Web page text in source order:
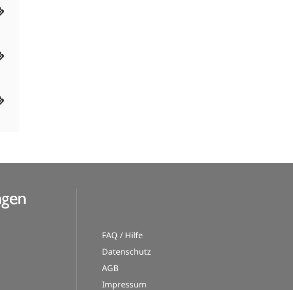
FAQ / Hilfe
Datenschutz
AGB
Impressum